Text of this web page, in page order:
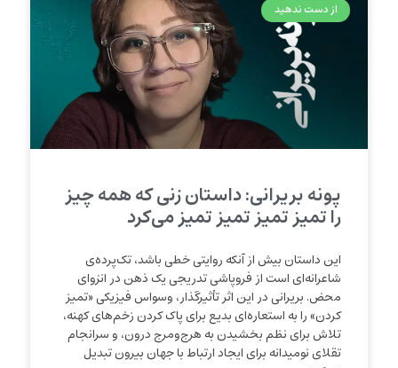
از دست ندهید
پونه بریرانی: داستان زنی كه همه چیز
را تمیز تمیز تمیز تمیز می‌كرد
این داستان بیش از آنکه روایتی خطی باشد، تک‌پرده‌ی
شاعرانه‌ای است از فروپاشی تدریجی یک ذهن در انزوای
محض. بریرانی در این اثر تأثیرگذار، وسواس فیزیکی «تمیز
کردن» را به استعاره‌ای بدیع برای پاک کردن زخم‌های کهنه،
تلاش برای نظم بخشیدن به هرج‌ومرج درون، و سرانجام
تقلای نومیدانه برای ایجاد ارتباط با جهان بیرون تبدیل